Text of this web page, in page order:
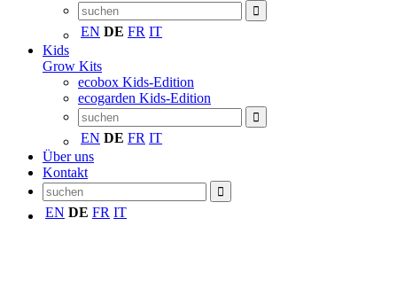
EN DE FR IT
Kids
Grow Kits
ecobox Kids-Edition
ecogarden Kids-Edition
EN DE FR IT
Über uns
Kontakt
EN DE FR IT